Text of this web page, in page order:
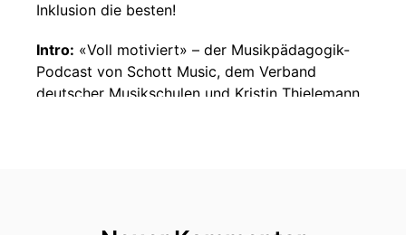
Inklusion die besten!
Intro: «Voll motiviert» – der Musikpädagogik-
Podcast von Schott Music, dem Verband
deutscher Musikschulen und Kristin Thielemann.